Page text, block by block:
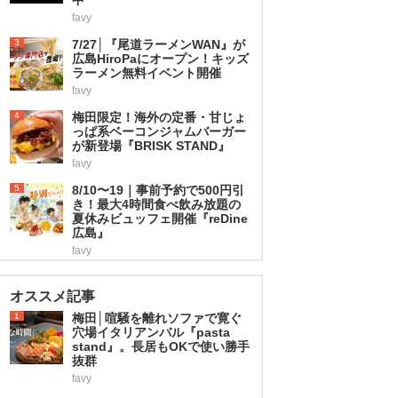
favy
3
7/27│『尾道ラーメンWAN』が
広島HiroPaにオープン！キッズ
ラーメン無料イベント開催
favy
4
梅田限定！海外の定番・甘じょ
っぱ系ベーコンジャムバーガー
が新登場『BRISK STAND』
favy
5
8/10〜19｜事前予約で500円引
き！最大4時間食べ飲み放題の
夏休みビュッフェ開催『reDine
広島』
favy
オススメ記事
1
梅田│喧騒を離れソファで寛ぐ
穴場イタリアンバル『pasta
stand』。長居もOKで使い勝手
抜群
favy